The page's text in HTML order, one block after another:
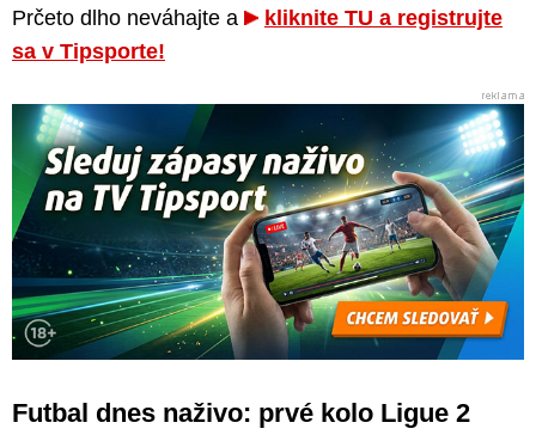
Prčeto dlho neváhajte a
kliknite TU a registrujte
sa v Tipsporte!
Futbal dnes naživo: prvé kolo Ligue 2